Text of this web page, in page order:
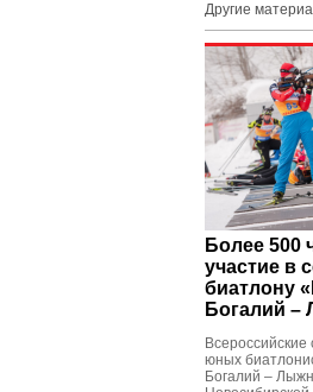
Другие
Более 500
участие в
биатлону
Богалий
юных
Богалий –